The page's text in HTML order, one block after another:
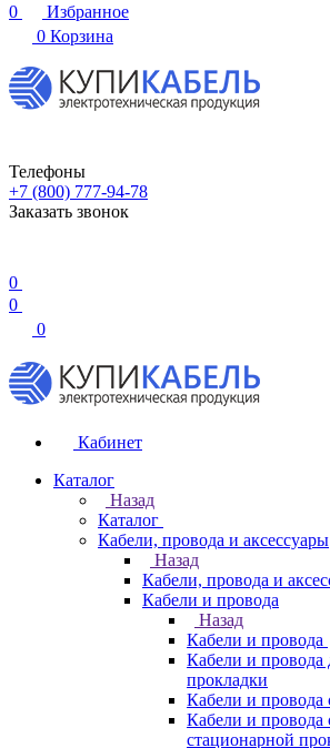
0
Избранное
0 Корзина
Телефоны
+7 (800) 777-94-78
Заказать звонок
0
0
0
Кабинет
Каталог
Назад
Каталог
Кабели, провода и аксессуары
Назад
Кабели, провода и
Кабели и провода
Назад
Кабели и провода
Кабели и провода
прокладки
Кабели и провода
Кабели и провода
стационарной